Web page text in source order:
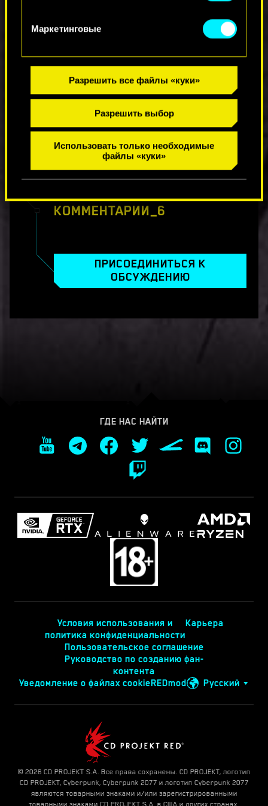
Маркетинговые
Разрешить все файлы «куки»
Разрешить выбор
Использовать только необходимые
файлы «куки»
Наша редакция — команда CD PROJEKT RED и
мастера виртуальной фотографии — выберет
три снимка-победителя в каждой категории.
Итоги конкурса объявим публично к концу
января 2025 года, а победителей ждут по-
настоящему крутые призы от Insert Coin,
Displate и MADRINAS.
Нужны детали? От точного задания до полного
свода правил и FAQ — все, что вам нужно, есть
КОММЕНТАРИИ_6
ПРИСОЕДИНИТЬСЯ К
ОБСУЖДЕНИЮ
ГДЕ НАС НАЙТИ
Условия использования и
политика конфиденциальности
Карьера
Пользовательское соглашение
Руководство по созданию фан-
контента
Уведомление о файлах cookieREDmod Русский
© 2026 CD PROJEKT S.A. Все права сохранены. CD PROJEKT, логотип
CD PROJEKT, Cyberpunk, Cyberpunk 2077 и логотип Cyberpunk 2077
являются товарными знаками и/или зарегистрированными